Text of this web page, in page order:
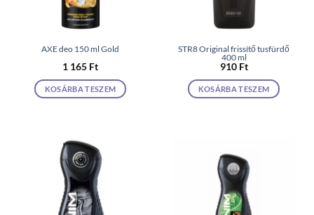
AXE deo 150 ml Gold
1 165 Ft
KOSÁRBA TESZEM
STR8 Original frissítő tusfürdő
400 ml
910 Ft
KOSÁRBA TESZEM